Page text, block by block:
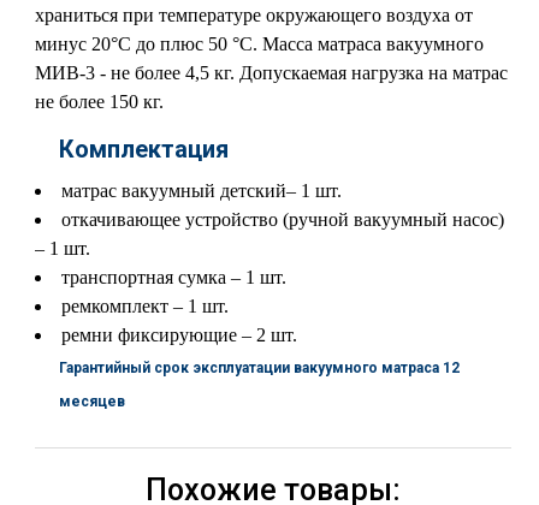
храниться при температуре окружающего воздуха от
минус 20°С до плюс 50 °С. Масса матраса вакуумного
МИВ-3 - не более 4,5 кг. Допускаемая нагрузка на матрас
не более 150 кг.
Комплектация
матрас вакуумный детский– 1 шт.
откачивающее устройство (ручной вакуумный насос)
– 1 шт.
транспортная сумка – 1 шт.
ремкомплект – 1 шт.
ремни фиксирующие – 2 шт.
Гарантийный срок эксплуатации вакуумного матраса 12
месяцев
Похожие товары: